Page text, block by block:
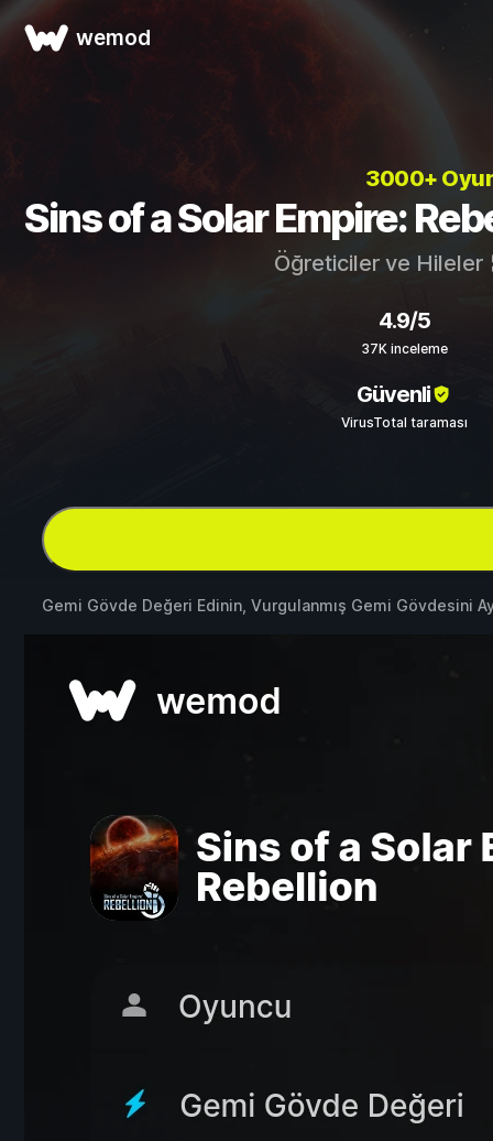
wemod
3000+
Sins of a Solar Empire:
Öğreticiler ve Hileler
4.9/5
37K inceleme
Güvenli
VirusTotal taraması
Gemi Gövde Değeri Edinin, Vurgulanmış Gemi Gövdesini